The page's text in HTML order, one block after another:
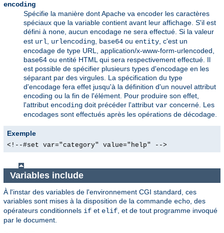
encoding
Spécifie la manière dont Apache va encoder les caractères
spéciaux que la variable contient avant leur affichage. S'il est
défini à none, aucun encodage ne sera effectué. Si la valeur
est url, urlencoding, base64 ou entity, c'est un
encodage de type URL, application/x-www-form-urlencoded,
base64 ou entité HTML qui sera respectivement effectué. Il
est possible de spécifier plusieurs types d'encodage en les
séparant par des virgules. La spécification du type
d'encodage fera effet jusqu'à la définition d'un nouvel attribut
encoding ou la fin de l'élément. Pour produire son effet,
l'attribut encoding doit précéder l'attribut var concerné. Les
encodages sont effectués après les opérations de décodage.
Exemple
<!--#set var="category" value="help" -->
Variables include
À l'instar des variables de l'environnement CGI standard, ces
variables sont mises à la disposition de la commande echo , des
opérateurs conditionnels if et elif , et de tout programme invoqué
par le document.